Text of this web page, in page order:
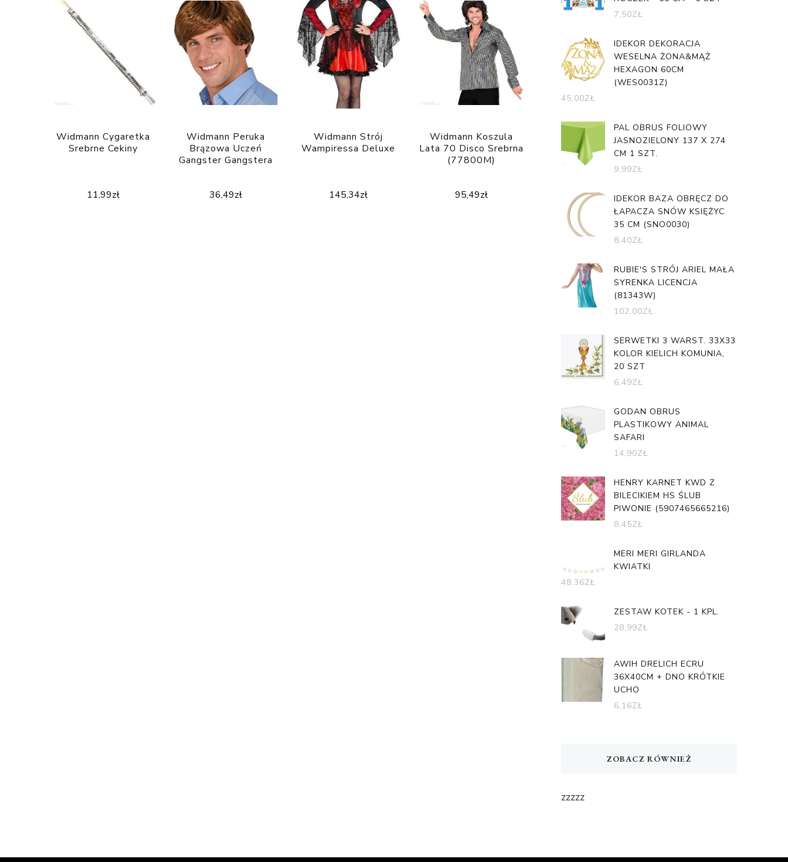
Widmann Cygaretka
Srebrne Cekiny
11,99zł
Widmann Peruka
Brązowa Uczeń
Gangster Gangstera
36,49zł
Widmann Strój
Wampiressa Deluxe
145,34zł
Widmann Koszula
Lata 70 Disco Srebrna
(77800M)
95,49zł
7,50ZŁ
IDEKOR DEKORACJA
WESELNA ŻONA&MĄŻ
HEXAGON 60CM
(WES0031Z)
45,00ZŁ
PAL OBRUS FOLIOWY
JASNOZIELONY 137 X 274
CM 1 SZT.
9,99ZŁ
IDEKOR BAZA OBRĘCZ DO
ŁAPACZA SNÓW KSIĘŻYC
35 CM (SNO0030)
8,40ZŁ
RUBIE'S STRÓJ ARIEL MAŁA
SYRENKA LICENCJA
(81343W)
102,00ZŁ
SERWETKI 3 WARST. 33X33
KOLOR KIELICH KOMUNIA,
20 SZT
6,49ZŁ
GODAN OBRUS
PLASTIKOWY ANIMAL
SAFARI
14,90ZŁ
HENRY KARNET KWD Z
BILECIKIEM HS ŚLUB
PIWONIE (5907465665216)
8,45ZŁ
MERI MERI GIRLANDA
KWIATKI
48,36ZŁ
ZESTAW KOTEK - 1 KPL.
28,99ZŁ
AWIH DRELICH ECRU
36X40CM + DNO KRÓTKIE
UCHO
6,16ZŁ
ZOBACZ RÓWNIEŻ
zzzzz